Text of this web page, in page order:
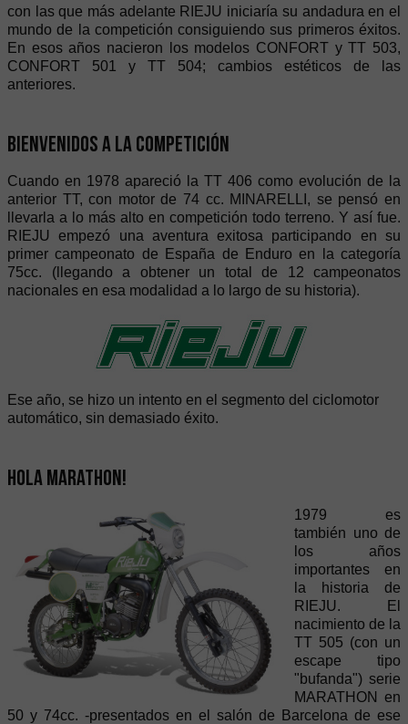
con las que más adelante RIEJU iniciaría su andadura en el
mundo de la competición consiguiendo sus primeros éxitos.
En esos años nacieron los modelos CONFORT y TT 503,
CONFORT 501 y TT 504; cambios estéticos de las
anteriores.
Bienvenidos a la competición
Cuando en 1978 apareció la TT 406 como evolución de la
anterior TT, con motor de 74 cc. MINARELLI, se pensó en
llevarla a lo más alto en competición todo terreno. Y así fue.
RIEJU empezó una aventura exitosa participando en su
primer campeonato de España de Enduro en la categoría
75cc. (llegando a obtener un total de 12 campeonatos
nacionales en esa modalidad a lo largo de su historia).
Ese año, se hizo un intento en el segmento del ciclomotor
automático, sin demasiado éxito.
Hola Marathon!
1979 es
también uno de
los años
importantes en
la historia de
RIEJU. El
nacimiento de la
TT 505 (con un
escape tipo
"bufanda") serie
MARATHON en
50 y 74cc. -presentados en el salón de Barcelona de ese